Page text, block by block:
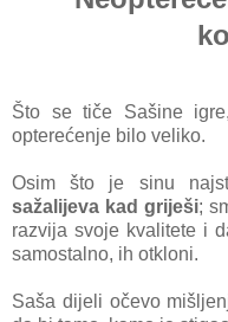
Što se tiče Sašine
opterećenje bilo veliko.
Osim što je sinu
sažalijeva kad griješi;
razvija svoje kvalitete i
samostalno, ih otkloni.
Saša dijeli očevo